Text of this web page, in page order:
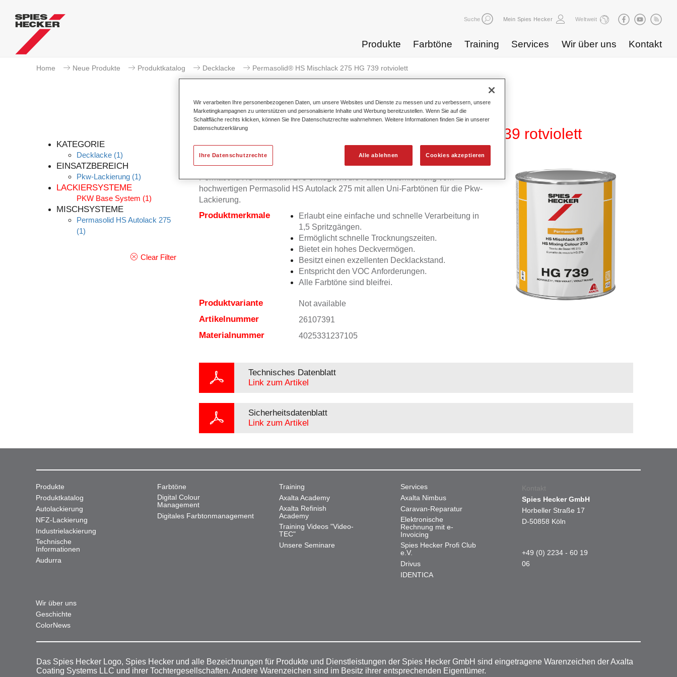
Suche Mein Spies Hecker Weltweit
Produkte Farbtöne Training Services Wir über uns Kontakt
Home Neue Produkte Produktkatalog Decklacke Permasolid® HS Mischlack 275 HG 739 rotviolett
KATEGORIE
Decklacke (1)
EINSATZBEREICH
Pkw-Lackierung (1)
LACKIERSYSTEME
PKW Base System (1)
MISCHSYSTEME
Permasolid HS Autolack 275
(1)
Clear Filter
Permasolid® HS Mischlack 275 HG 739 rotviolett
Permasolid HS Mischlack 275 ermöglicht die Farbtonausmischung vom
hochwertigen Permasolid HS Autolack 275 mit allen Uni-Farbtönen für die Pkw-
Lackierung.
Produktmerkmale
Erlaubt eine einfache und schnelle Verarbeitung in
1,5 Spritzgängen.
Ermöglicht schnelle Trocknungszeiten.
Bietet ein hohes Deckvermögen.
Besitzt einen exzellenten Decklackstand.
Entspricht den VOC Anforderungen.
Alle Farbtöne sind bleifrei.
Produktvariante Not available
Artikelnummer 26107391
Materialnummer 4025331237105
Technisches Datenblatt
Link zum Artikel
Sicherheitsdatenblatt
Link zum Artikel
Produkte
Produktkatalog
Autolackierung
NFZ-Lackierung
Industrielackierung
Technische
Informationen
Audurra
Farbtöne
Digital Colour
Management
Digitales Farbtonmanagement
Training
Axalta Academy
Axalta Refinish
Academy
Training Videos "Video-
TEC"
Unsere Seminare
Services
Axalta Nimbus
Caravan-Reparatur
Elektronische
Rechnung mit e-
Invoicing
Spies Hecker Profi Club
e.V.
Drivus
IDENTICA
Wir über uns
Geschichte
ColorNews
Kontakt
Spies Hecker GmbH
Horbeller Straße 17
D-50858 Köln
+49 (0) 2234 - 60 19
06
Das Spies Hecker Logo, Spies Hecker und alle Bezeichnungen für Produkte und Dienstleistungen der Spies Hecker GmbH sind eingetragene Warenzeichen der Axalta
Coating Systems LLC und ihrer Tochtergesellschaften. Andere Warenzeichen sind im Besitz ihrer entsprechenden Eigentümer.
Wir verarbeiten Ihre personenbezogenen Daten, um unsere Websites und Dienste zu messen und zu verbessern, unsere
Marketingkampagnen zu unterstützen und personalisierte Inhalte und Werbung bereitzustellen. Wenn Sie auf die
Schaltfläche rechts klicken, können Sie Ihre Datenschutzrechte wahrnehmen. Weitere Informationen finden Sie in unserer
Datenschutzerklärung
Alle ablehnen Cookies akzeptieren
Ihre Datenschutzrechte